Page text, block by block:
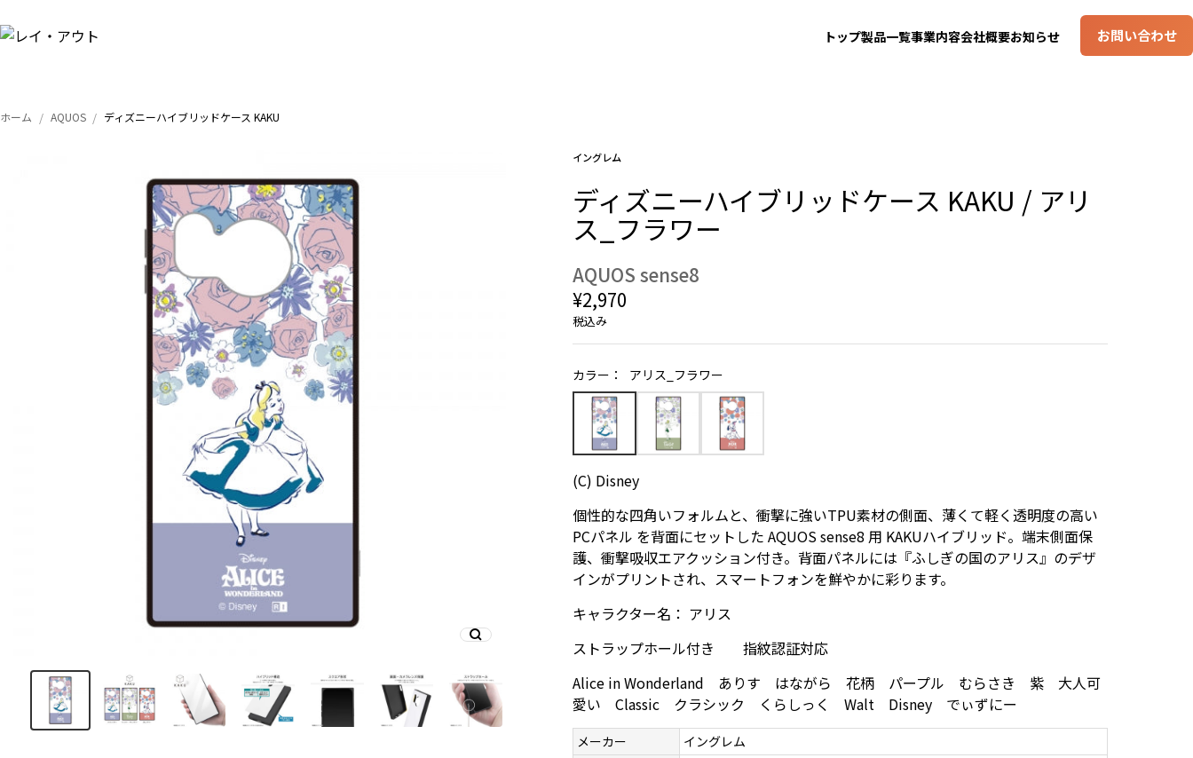
トップ製品一覧事業内容会社概要お知らせ お問い合わせ
ホーム AQUOS ディズニーハイブリッドケース KAKU
イングレム
ディズニーハイブリッドケース KAKU / アリ
ス_フラワー
AQUOS sense8
¥2,970
税込み
カラー： アリス_フラワー
(C) Disney
個性的な四角いフォルムと、衝撃に強いTPU素材の側面、薄くて軽く透明度の高い
PCパネル を背面にセットした AQUOS sense8 用 KAKUハイブリッド。端末側面保
護、衝撃吸収エアクッション付き。背面パネルには『ふしぎの国のアリス』のデザ
インがプリントされ、スマートフォンを鮮やかに彩ります。
キャラクター名： アリス
ストラップホール付き 指紋認証対応
Alice in Wonderland ありす はながら 花柄 パープル むらさき 紫 大人可
愛い Classic クラシック くらしっく Walt Disney でぃずにー
メーカー
イングレム